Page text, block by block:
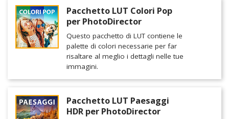
Pacchetto LUT Colori Pop
per PhotoDirector
Questo pacchetto di LUT contiene le
palette di colori necessarie per far
risaltare al meglio i dettagli nelle tue
immagini.
Pacchetto LUT Paesaggi
HDR per PhotoDirector